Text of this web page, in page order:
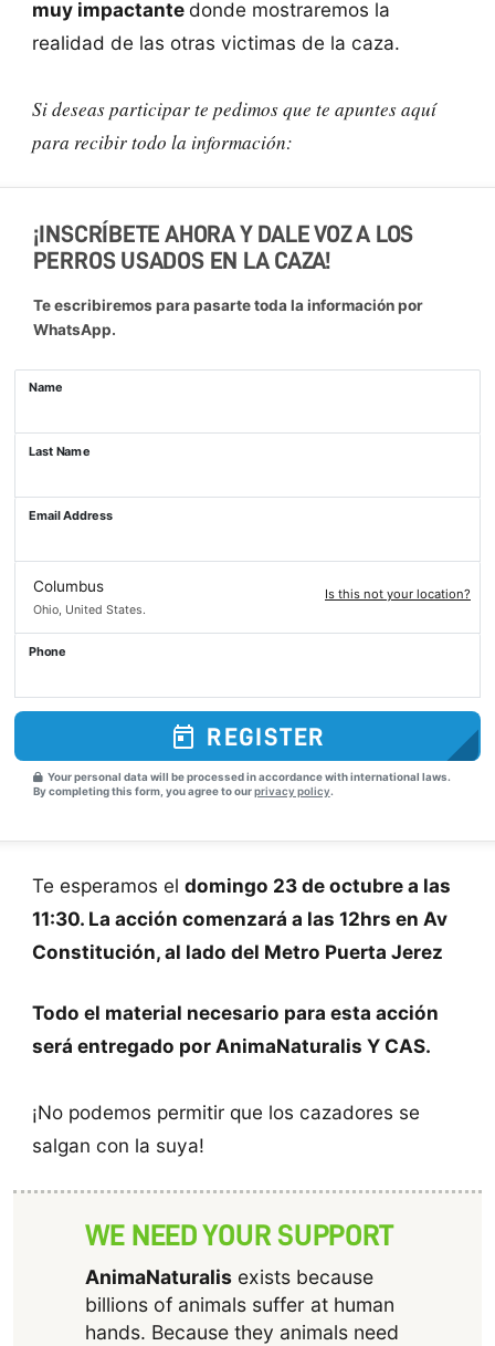
muy impactantedonde mostraremos la
realidad de las otras victimas de la caza.
Si deseas participar te pedimos que te apuntes aquí
para recibir todo la información:
¡INSCRÍBETE AHORA Y DALE VOZ A LOS
PERROS USADOS EN LA CAZA!
Te escribiremos para pasarte toda la información por
WhatsApp.
Name
Last Name
Email Address
Columbus
Ohio, United States.
Is this not your location?
Phone
REGISTER
Your personal data will be processed in accordance with international laws.
By completing this form, you agree to ourprivacy policy.
Te esperamos el domingo 23 de octubre a las
11:30. La acción comenzará a las 12hrs en Av
Constitución, al lado del Metro Puerta Jerez
Todo el material necesario para esta acción
será entregado por AnimaNaturalis Y CAS.
¡No podemos permitir que los cazadores se
salgan con la suya!
WE NEED YOUR SUPPORT
AnimaNaturalisexists because
billions of animals suffer at human
hands. Because they animals need